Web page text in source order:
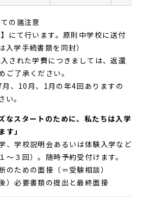
の諸注意
にて行います。原則中学校に送付
入学手続書類を同封）
された学費につきましては、返還
ご了承ください。
、10月、1月の年4回ありますの
い。
なスタートのために、私たちは入学
す」
、学校説明会あるいは体験入学など
～３回）。随時予約受付けます。
のための面接（＝受験相談）
）必要書類の提出と最終面接